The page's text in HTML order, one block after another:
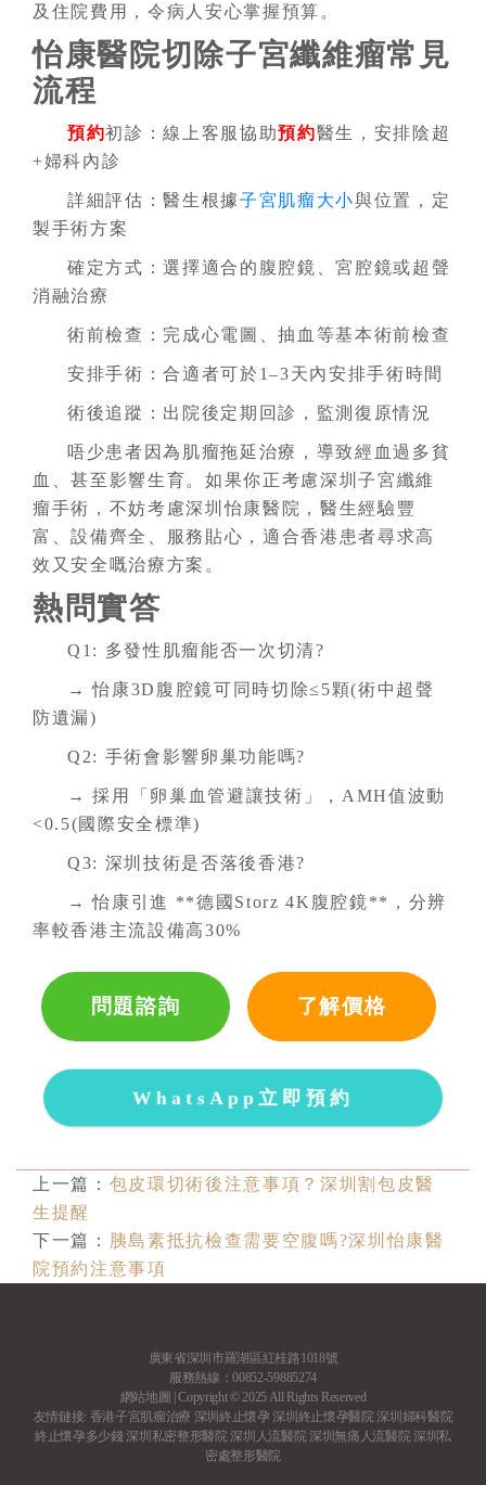
及住院費用，令病人安心掌握預算。
怡康醫院切除子宮纖維瘤常見
流程
預約初診：線上客服協助預約醫生，安排陰超
+婦科內診
詳細評估：醫生根據子宮肌瘤大小與位置，定
製手術方案
確定方式：選擇適合的腹腔鏡、宮腔鏡或超聲
消融治療
術前檢查：完成心電圖、抽血等基本術前檢查
安排手術：合適者可於1–3天內安排手術時間
術後追蹤：出院後定期回診，監測復原情況
唔少患者因為肌瘤拖延治療，導致經血過多貧
血、甚至影響生育。如果你正考慮深圳子宮纖維
瘤手術，不妨考慮深圳怡康醫院，醫生經驗豐
富、設備齊全、服務貼心，適合香港患者尋求高
效又安全嘅治療方案。
熱問實答
Q1: 多發性肌瘤能否一次切清?
→ 怡康3D腹腔鏡可同時切除≤5顆(術中超聲
防遺漏)
Q2: 手術會影響卵巢功能嗎?
→ 採用「卵巢血管避讓技術」，AMH值波動
<0.5(國際安全標準)
Q3: 深圳技術是否落後香港?
→ 怡康引進 **德國Storz 4K腹腔鏡**，分辨
率較香港主流設備高30%
問題諮詢 了解價格
WhatsApp立即預約
上一篇： 包皮環切術後注意事項？深圳割包皮醫
生提醒
下一篇： 胰島素抵抗檢查需要空腹嗎?深圳怡康醫
院預約注意事項
廣東省深圳市羅湖區紅桂路1018號
服務熱線：00852-59885274
網站地圖 | Copyright © 2025 All Rights Reserved
友情鏈接: 香港子宮肌瘤治療 深圳終止懷孕深圳終止懷孕醫院深圳婦科醫院
終止懷孕多少錢深圳私密整形醫院深圳人流醫院深圳無痛人流醫院深圳私
密處整形醫院